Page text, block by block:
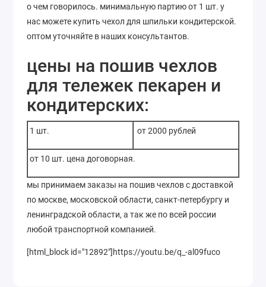
о чем говорилось. минимальную партию от 1 шт. у
нас можете купить чехол для шпильки кондитерской.
оптом уточняйте в наших консультантов.
цены на пошив чехлов
для тележек пекарен и
кондитерских:
1 шт. от 2000 рублей
от 10 шт. цена договорная.
мы принимаем заказы на пошив чехлов с доставкой
по москве, московской области, санкт-петербургу и
ленинградской области, а так же по всей россии
любой транспортной компанией.
[html_block id="12892"]https://youtu.be/q_-al09fuco